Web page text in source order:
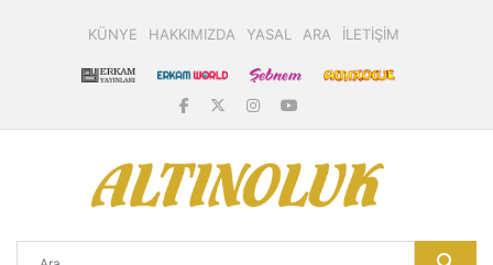
KÜNYE HAKKIMIZDA YASAL ARA İLETİŞİM